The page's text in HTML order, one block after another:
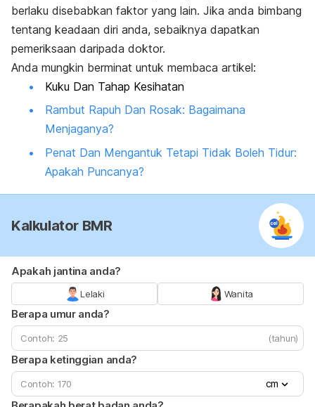
berlaku disebabkan faktor yang lain. Jika anda bimbang
tentang keadaan diri anda, sebaiknya dapatkan
pemeriksaan daripada doktor.
Anda mungkin berminat untuk membaca artikel:
Kuku Dan Tahap Kesihatan
Rambut Rapuh Dan Rosak: Bagaimana
Menjaganya?
Penat Dan Mengantuk Tetapi Tidak Boleh Tidur:
Apakah Puncanya?
Kalkulator BMR
Apakah jantina anda?
Lelaki Wanita
Berapa umur anda?
(tahun)
Berapa ketinggian anda?
cm